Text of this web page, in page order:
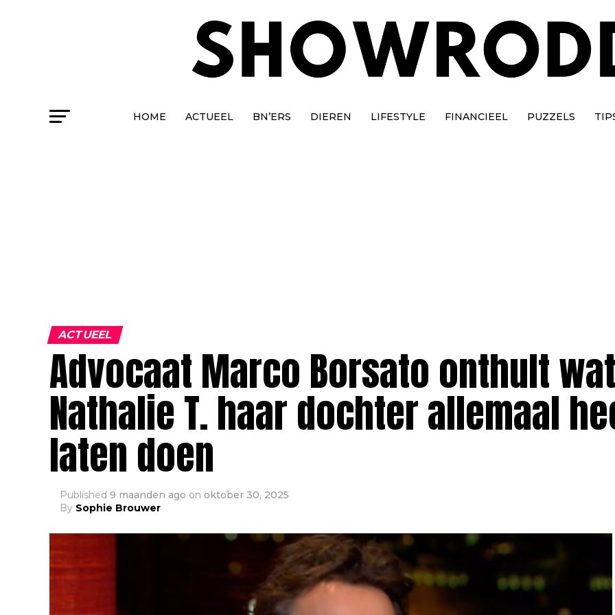
HOME ACTUEEL BN’ERS DIEREN LIFESTYLE FINANCIEEL PUZZELS
ACTUEEL
Advocaat Marco Borsato onthult wat
Nathalie T. haar dochter allemaal
laten doen
Published 9 maanden ago on oktober 30, 2025
By Sophie Brouwer